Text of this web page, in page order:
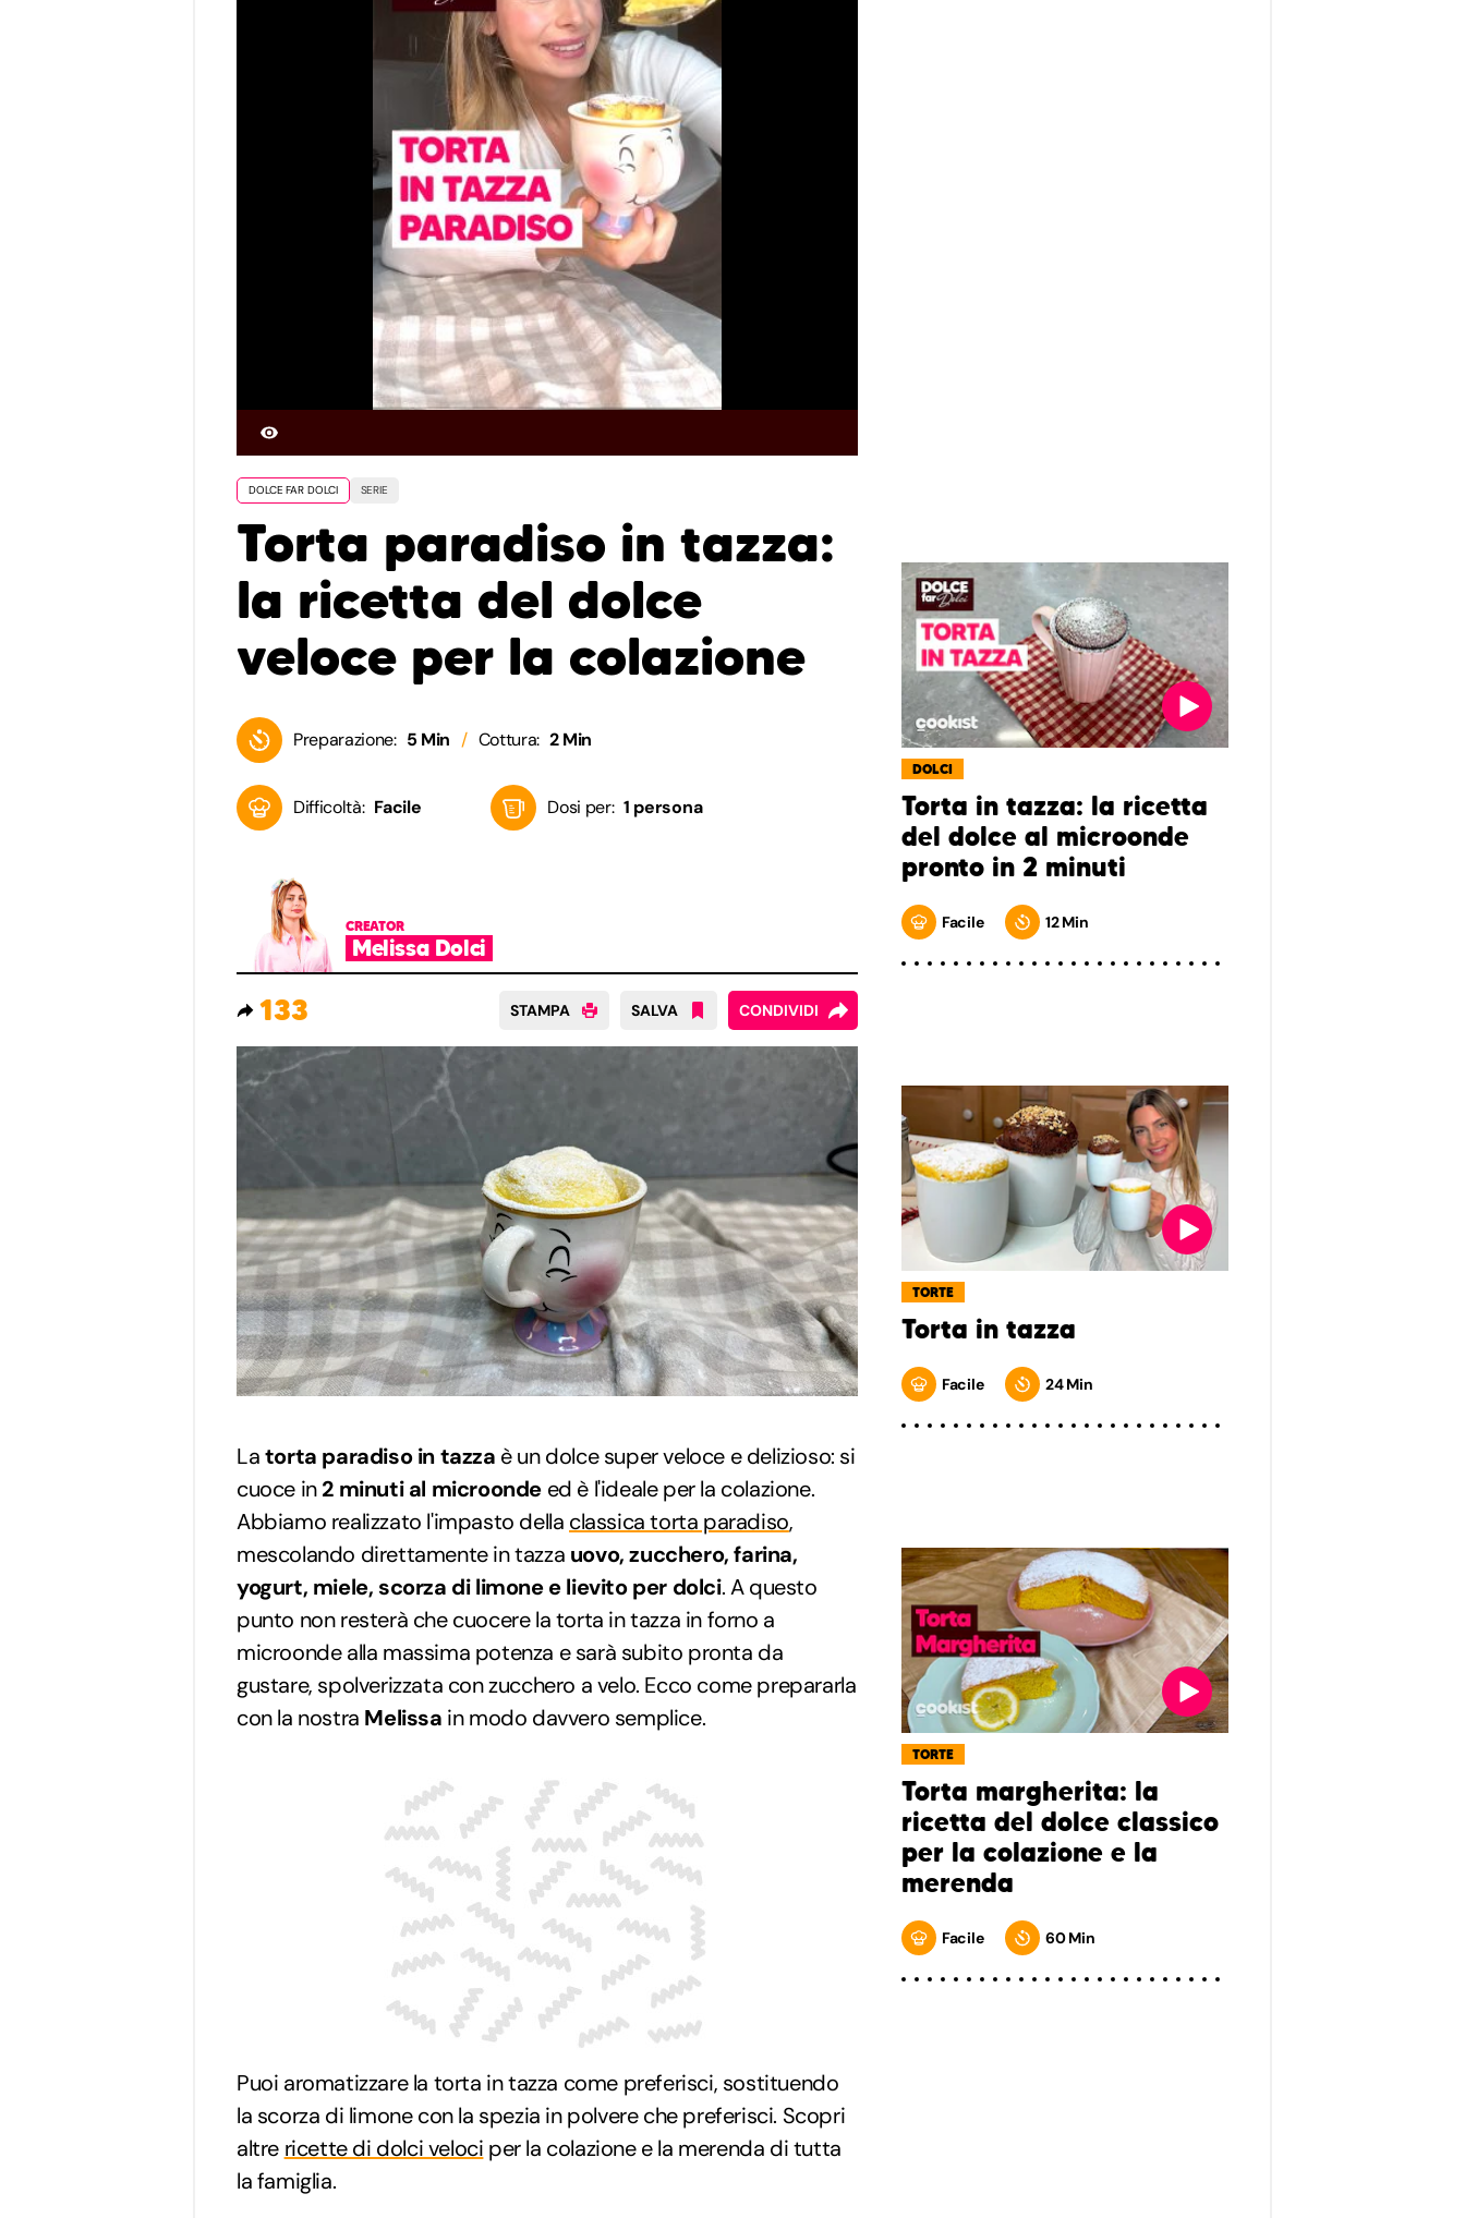
DOLCE FAR DOLCI SERIE
Torta paradiso in tazza:
la ricetta del dolce
veloce per la colazione
Preparazione: 5 Min Cottura: 2 Min
Difficoltà: Facile Dosi per: 1 persona
CREATOR
Melissa Dolci
133 STAMPA SALVA CONDIVIDI
Latorta paradiso in tazza è un dolce super veloce e delizioso: si
cuoce in2 minuti al microonde ed è l'ideale per la colazione.
Abbiamo realizzato l'impasto della classica torta paradiso,
mescolando direttamente in tazza uovo, zucchero, farina,
yogurt, miele, scorza di limone e lievito per dolci. A questo
punto non resterà che cuocere la torta in tazza in forno a
microonde alla massima potenza e sarà subito pronta da
gustare, spolverizzata con zucchero a velo. Ecco come prepararla
con la nostra Melissa in modo davvero semplice.
Puoi aromatizzare la torta in tazza come preferisci, sostituendo
la scorza di limone con la spezia in polvere che preferisci. Scopri
altre ricette di dolci veloci per la colazione e la merenda di tutta
la famiglia.
DOLCI
Torta in tazza: la ricetta
del dolce al microonde
pronto in 2 minuti
Facile 12 Min
TORTE
Torta in tazza
Facile 24 Min
TORTE
Torta margherita: la
ricetta del dolce classico
per la colazione e la
merenda
Facile 60 Min